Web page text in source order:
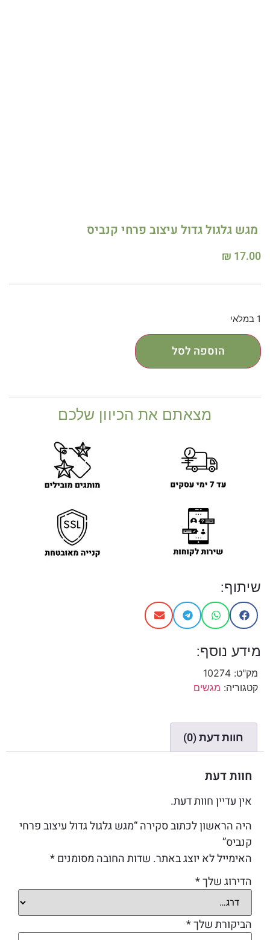
מגש גלגול גדול עיצוב פרחי קנביס
₪ 17.00
1 במלאי
הוספה לסל
מצאתם את הכיוון שלכם
שיתוף:
מידע נוסף:
מק"ט: 10274
קטגוריה: מגשים
חוות דעת (0)
חוות דעת
אין עדיין חוות דעת.
היה הראשון לכתוב סקירה “מגש גלגול גדול עיצוב פרחי
קנביס”
האימייל לא יוצג באתר. שדות החובה מסומנים*
הדירוג שלך*
הביקורת שלך*